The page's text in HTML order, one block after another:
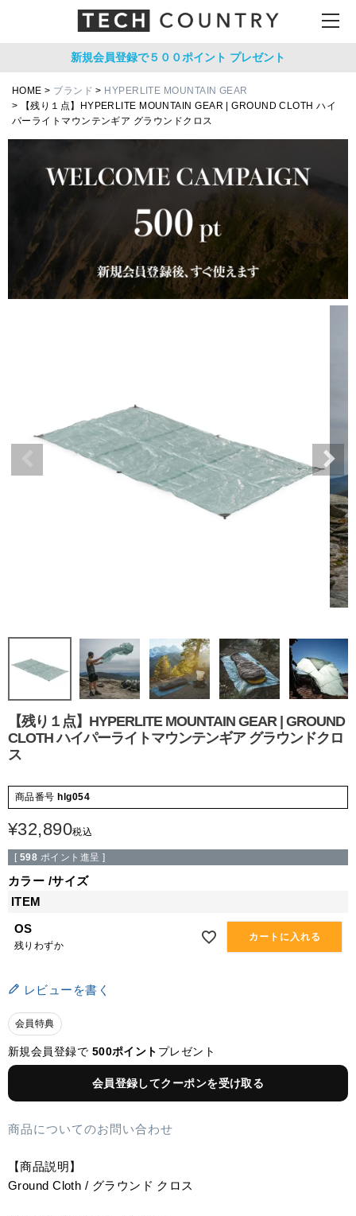
新規会員登録で５００ポイント プレゼント
HOME ブランド
HYPERLITE MOUNTAIN GEAR
【残り１点】HYPERLITE MOUNTAIN GEAR | GROUND CLOTH ハイ
パーライトマウンテンギア グラウンドクロス
【残り１点】HYPERLITE MOUNTAIN GEAR | GROUND
CLOTH ハイパーライトマウンテンギア グラウンドクロ
ス
商品番号 hlg054
¥32,890税込
[ 598 ポイント進呈 ]
カラー サイズ
ITEM
OS
残りわずか
カートに入れる
レビューを書く
会員特典
新規会員登録で 500ポイント プレゼント
会員登録してクーポンを受け取る
商品についてのお問い合わせ
【商品説明】
Ground Cloth / グラウンド クロス